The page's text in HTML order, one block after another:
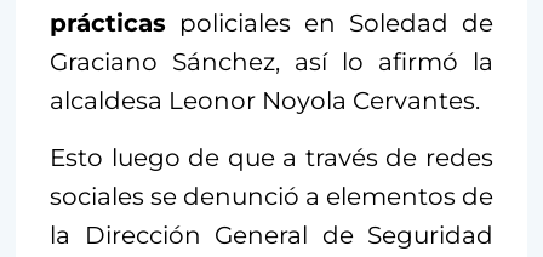
prácticas policiales en Soledad de
Graciano Sánchez, así lo afirmó la
alcaldesa Leonor Noyola Cervantes.
Esto luego de que a través de redes
sociales se denunció a elementos de
la Dirección General de Seguridad